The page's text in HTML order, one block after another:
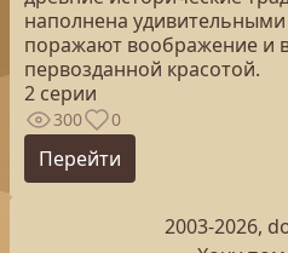
наполнена
поражают воображение и
первозданной красотой.
2 серии
300 0
Перейти
2003-2026,